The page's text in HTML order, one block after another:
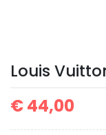
Louis
€44,00